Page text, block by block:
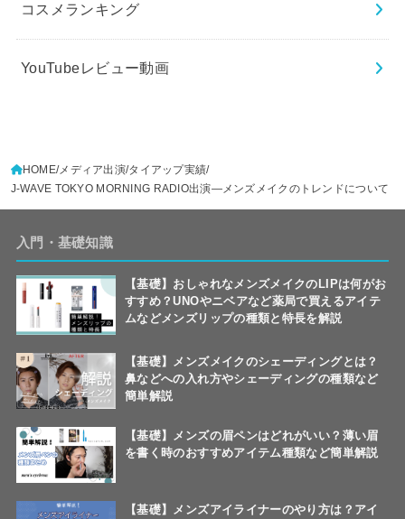
コスメランキング
YouTubeレビュー動画
HOME メディア出演/タイアップ実績
J-WAVE TOKYO MORNING RADIO出演―メンズメイクのトレンドについて
入門・基礎知識
【基礎】おしゃれなメンズメイクのLIPは何がお
すすめ？UNOやニベアなど薬局で買えるアイテ
ムなどメンズリップの種類と特長を解説
【基礎】メンズメイクのシェーディングとは？
鼻などへの入れ方やシェーディングの種類など
簡単解説
【基礎】メンズの眉ペンはどれがいい？薄い眉
を書く時のおすすめアイテム種類など簡単解説
【基礎】メンズアイライナーのやり方は？アイ